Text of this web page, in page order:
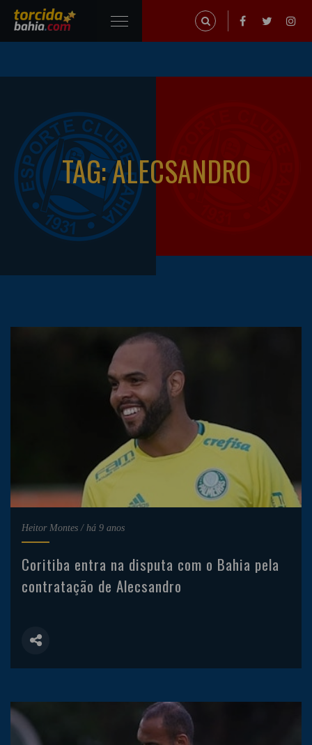
TAG: ALECSANDRO
Heitor Montes / há 9 anos
Coritiba entra na disputa com o Bahia pela
contratação de Alecsandro